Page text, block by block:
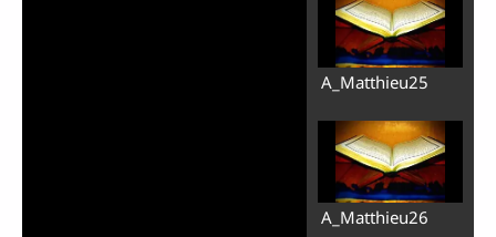
A_Matthieu25
A_Matthieu26